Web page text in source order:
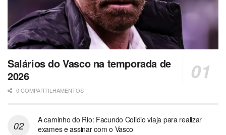
Salários do Vasco na temporada de
2026
0 COMPARTILHAMENTOS
A caminho do Rio: Facundo Colidio viaja para realizar
exames e assinar com o Vasco